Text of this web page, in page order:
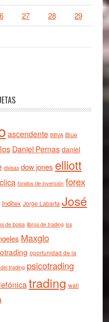
27 28 29
ascendente BBVA Blue
Daniel Pernas daniel
divisas dow jones elliott
fondos de inversión forex
Inditex Jorge Labarta José
de bolsa libros de trading los
Maxglo
oportunidad de la
trading psicotrading
trading wall